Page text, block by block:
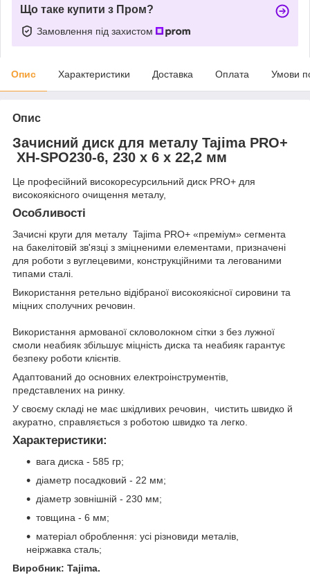
Що таке купити з Пром?
Замовлення під захистом
Опис Характеристики Доставка Оплата Умови
Опис
Зачисний диск для металу Tajima PRO+
XH-SPO230-6, 230 х 6 х 22,2 мм
Це професійний високоресурсильний диск PRO+ для
високоякісного очищення металу,
Особливості
Зачисні круги для металу Tajima PRO+ «преміум» сегмента
на бакелітовій зв'язці з зміцненими елементами, призначені
для роботи з вуглецевими, конструкційними та легованими
типами сталі.
Використання ретельно відібраної високоякісної сировини та
міцних сполучних речовин.
Використання армованої скловолокном сітки з без лужної
смоли неабияк збільшує міцність диска та неабияк гарантує
безпеку роботи клієнтів.
Адаптований до основних електроінструментів,
представлених на ринку.
У своєму складі не має шкідливих речовин, чистить швидко й
акуратно, справляється з роботою швидко та легко.
Характеристики:
вага диска - 585 гр;
діаметр посадковий - 22 мм;
діаметр зовнішній - 230 мм;
товщина - 6 мм;
матеріал оброблення: усі різновиди металів,
неіржавка сталь;
Виробник: Tajima.